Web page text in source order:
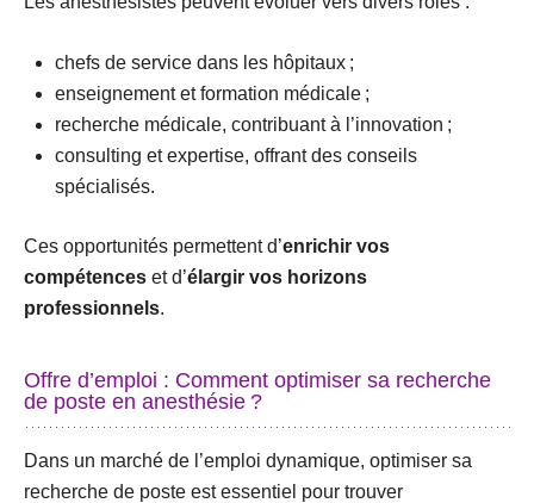
chefs de service dans les hôpitaux ;
enseignement et formation médicale ;
recherche médicale, contribuant à l’innovation ;
consulting et expertise, offrant des conseils
spécialisés.
Ces opportunités permettent d’enrichir vos
compétences et d’élargir vos horizons
professionnels.
Offre d’emploi : Comment optimiser sa recherche
de poste en anesthésie ?
Dans un marché de l’emploi dynamique, optimiser sa
recherche de poste est essentiel pour trouver